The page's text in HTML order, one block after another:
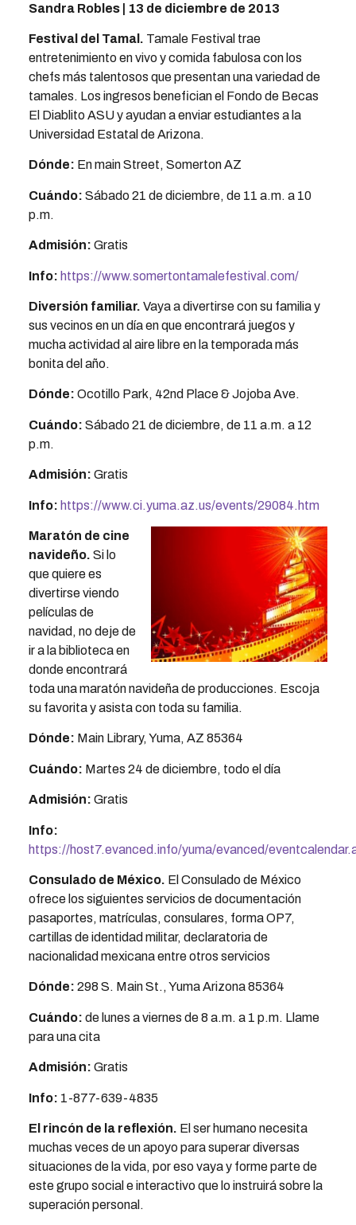
Sandra Robles | 13 de diciembre de 2013
Festival del Tamal . Tamale Festival trae
entretenimiento en vivo y comida fabulosa con los
chefs más talentosos que presentan una variedad de
tamales. Los ingresos benefician el Fondo de Becas
El Diablito ASU y ayudan a enviar estudiantes a la
Universidad Estatal de Arizona.
Dónde: En main Street, Somerton AZ
Cuándo: Sábado 21 de diciembre, de 11 a.m. a 10
p.m.
Admisión: Gratis
Info: https://www.somertontamalefestival.com/
Diversión familiar. Vaya a divertirse con su familia y
sus vecinos en un día en que encontrará juegos y
mucha actividad al aire libre en la temporada más
bonita del año.
Dónde: Ocotillo Park, 42nd Place & Jojoba Ave.
Cuándo: Sábado 21 de diciembre, de 11 a.m. a 12
p.m.
Admisión: Gratis
Info: https://www.ci.yuma.az.us/events/29084.htm
Maratón de cine
navideño. Si lo
que quiere es
divertirse viendo
películas de
navidad, no deje de
ir a la biblioteca en
donde encontrará
toda una maratón navideña de producciones. Escoja
su favorita y asista con toda su familia.
Dónde: Main Library, Yuma, AZ 85364
Cuándo: Martes 24 de diciembre, todo el día
Admisión: Gratis
Info:
https://host7.evanced.info/yuma/evanced/
Consulado de México. El Consulado de México
ofrece los siguientes servicios de documentación
pasaportes, matrículas, consulares, forma OP7,
cartillas de identidad militar, declaratoria de
nacionalidad mexicana entre otros servicios
Dónde: 298 S. Main St., Yuma Arizona 85364
Cuándo: de lunes a viernes de 8 a.m. a 1 p.m. Llame
para una cita
Admisión: Gratis
Info: 1-877-639-4835
El rincón de la reflexión. El ser humano necesita
muchas veces de un apoyo para superar diversas
situaciones de la vida, por eso vaya y forme parte de
este grupo social e interactivo que lo instruirá sobre la
superación personal.